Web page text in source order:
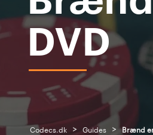
DVD
Codecs.dk > Guides > Brænd